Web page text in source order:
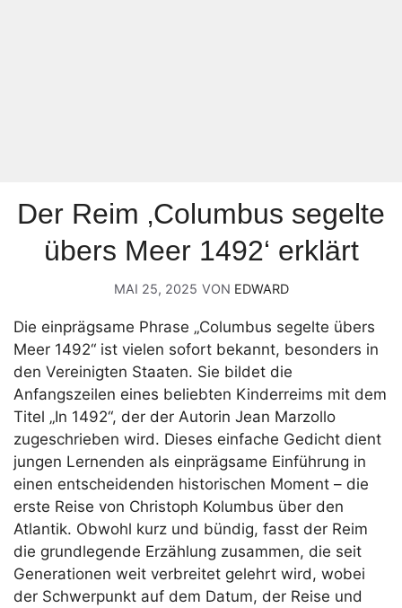
Der Reim ‚Columbus segelte
übers Meer 1492‘ erklärt
MAI 25, 2025 VON EDWARD
Die einprägsame Phrase „Columbus segelte übers
Meer 1492“ ist vielen sofort bekannt, besonders in
den Vereinigten Staaten. Sie bildet die
Anfangszeilen eines beliebten Kinderreims mit dem
Titel „In 1492“, der der Autorin Jean Marzollo
zugeschrieben wird. Dieses einfache Gedicht dient
jungen Lernenden als einprägsame Einführung in
einen entscheidenden historischen Moment – die
erste Reise von Christoph Kolumbus über den
Atlantik. Obwohl kurz und bündig, fasst der Reim
die grundlegende Erzählung zusammen, die seit
Generationen weit verbreitet gelehrt wird, wobei
der Schwerpunkt auf dem Datum, der Reise und